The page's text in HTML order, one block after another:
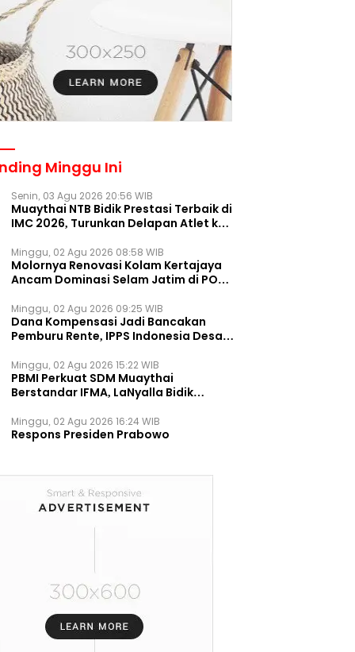
Minggu Ini
Senin, 03 Agu 2026 20:56 WIB
Muaythai NTB Bidik Prestasi Terbaik di
IMC 2026, Turunkan Delapan Atlet ke
Minggu, 02 Agu 2026 08:58 WIB
Molornya Renovasi Kolam Kertajaya
Ancam Dominasi Selam Jatim di PON
Minggu, 02 Agu 2026 09:25 WIB
Dana Kompensasi Jadi Bancakan
Pemburu Rente, IPPS Indonesia Desak
Permanen
Minggu, 02 Agu 2026 15:22 WIB
PBMI Perkuat SDM Muaythai
Berstandar IFMA, LaNyalla Bidik
Minggu, 02 Agu 2026 16:24 WIB
Respons Presiden Prabowo